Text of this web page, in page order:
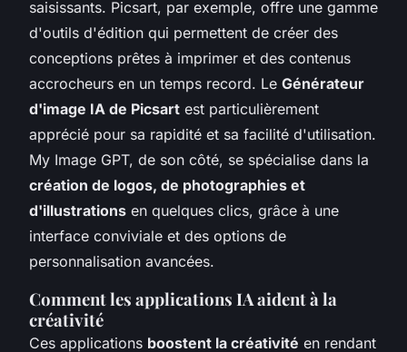
saisissants. Picsart, par exemple, offre une gamme
d'outils d'édition qui permettent de créer des
conceptions prêtes à imprimer et des contenus
accrocheurs en un temps record. Le Générateur
d'image IA de Picsart est particulièrement
apprécié pour sa rapidité et sa facilité d'utilisation.
My Image GPT, de son côté, se spécialise dans la
création de logos, de photographies et
d'illustrations en quelques clics, grâce à une
interface conviviale et des options de
personnalisation avancées.
Comment les applications IA aident à la
créativité
Ces applications boostent la créativité en rendant